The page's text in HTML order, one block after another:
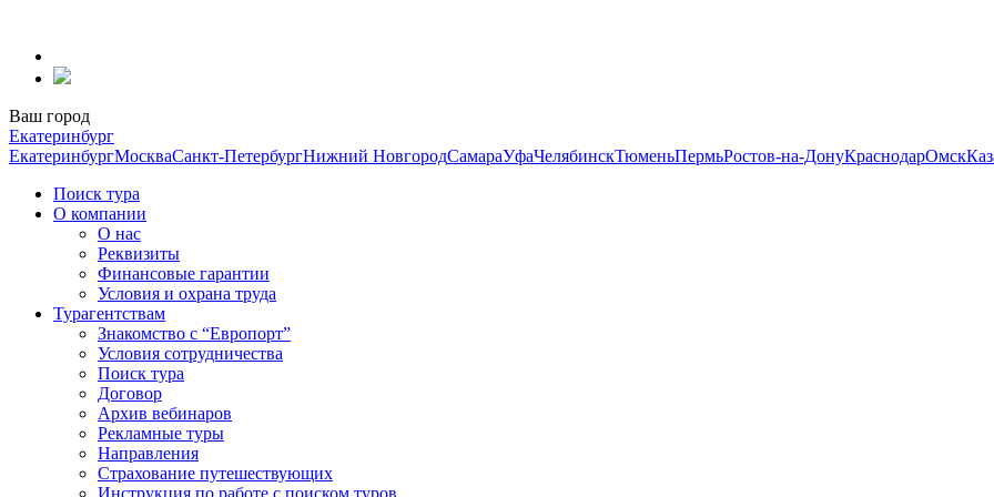
содержанию
Ваш город
Екатеринбург
ЕкатеринбургМоскваСанкт-ПетербургНижний НовгородСамараУфаЧелябинскТюменьПермьРостов-на-ДонуКраснодарОмск
Поиск тура
О компании
О нас
Реквизиты
Финансовые гарантии
Условия и охрана труда
Турагентствам
Знакомство с “Европорт”
Условия сотрудничества
Поиск тура
Договор
Архив вебинаров
Рекламные туры
Направления
Страхование путешествующих
Инструкция по работе с поиском туров